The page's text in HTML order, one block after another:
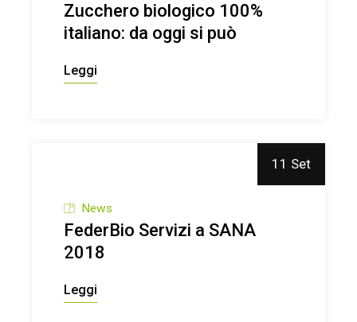
per proteggere la filiera della
quando ci incontrano agli
Far crescere il
biologico: le aree strategiche
Zucchero biologico 100%
italiano: da oggi si può
Leggi
11 Set
News
FederBio Servizi a SANA
2018
Leggi